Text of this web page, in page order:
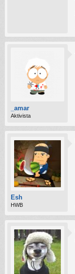
_amar
Aktivista
Esh
HWB